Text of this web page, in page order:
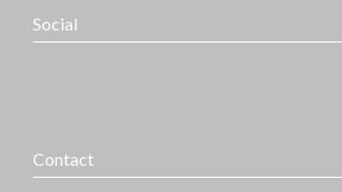
Social
Contact